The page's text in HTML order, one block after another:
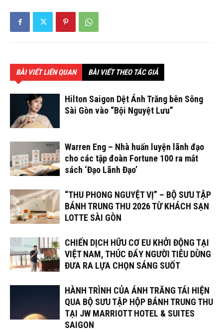
BÀI VIẾT LIÊN QUAN BÀI VIẾT THEO TÁC GIẢ
Hilton Saigon Dệt Ánh Trăng bên Sông
Sài Gòn vào “Bội Nguyệt Lưu”
Warren Eng – Nhà huấn luyện lãnh đạo
cho các tập đoàn Fortune 100 ra mắt
sách ‘Đạo Lãnh Đạo’
“THU PHONG NGUYỆT VỊ” – BỘ SƯU TẬP
BÁNH TRUNG THU 2026 TỪ KHÁCH SẠN
LOTTE SÀI GÒN
CHIẾN DỊCH HỮU CƠ EU KHỞI ĐỘNG TẠI
VIỆT NAM, THÚC ĐẨY NGƯỜI TIÊU DÙNG
ĐƯA RA LỰA CHỌN SÁNG SUỐT
HÀNH TRÌNH CỦA ÁNH TRĂNG TÁI HIỆN
QUA BỘ SƯU TẬP HỘP BÁNH TRUNG THU
TẠI JW MARRIOTT HOTEL & SUITES
SAIGON